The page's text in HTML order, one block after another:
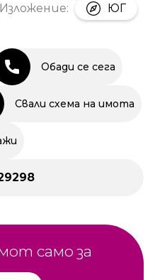
Изложение: ЮГ
Обади се сега
Свали схема на имота
само за